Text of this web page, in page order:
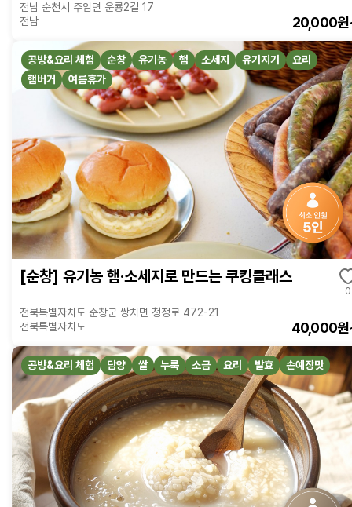
전남 순천시 주암면 운룡2길 17
전남
20,000
공방&요리 체험 순창 유기농 햄 소세지 유기지기
요리
햄버거
여름휴가
[순창] 유기농 햄·소세지로 만드는 쿠킹클래스
0
전북특별자치도 순창군 쌍치면 청정로 472-21
전북특별자치도
40,000
공방&요리 체험 담양 쌀 누룩 소금 요리 발효 손예장맛